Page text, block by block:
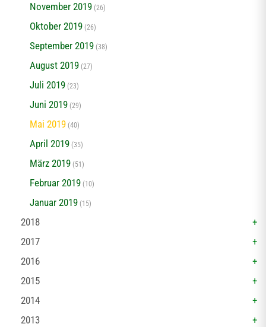
November 2019 (26)
Oktober 2019 (26)
September 2019 (38)
August 2019 (27)
Juli 2019 (23)
Juni 2019 (29)
Mai 2019 (40)
April 2019 (35)
März 2019 (51)
Februar 2019 (10)
Januar 2019 (15)
2018
2017
2016
2015
2014
2013